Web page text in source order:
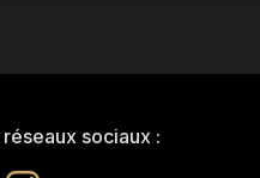
sociaux :